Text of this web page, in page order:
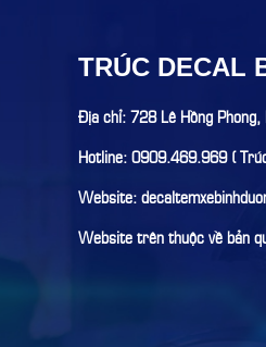
TRÚC DECAL
Địa chỉ: 728 Lê Hồng Phong,
Hotline: 0909.469.969 (
Website:
Website trên thuộc về bản